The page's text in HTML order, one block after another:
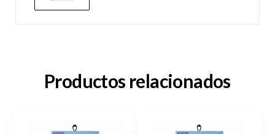
Productos relacionados